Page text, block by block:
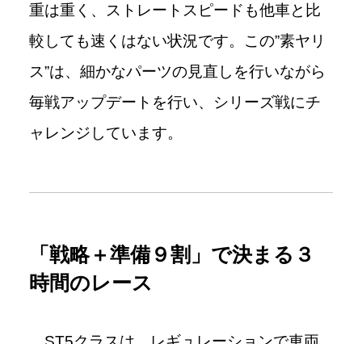
重は重く、ストレートスピードも他車と比
較しても速くはない状況です。この”素ヤリ
ス”は、細かなパーツの見直しを行いながら
毎戦アップデートを行い、シリーズ戦にチ
ャレンジしています。
「戦略＋準備９割」で決まる３
時間のレース